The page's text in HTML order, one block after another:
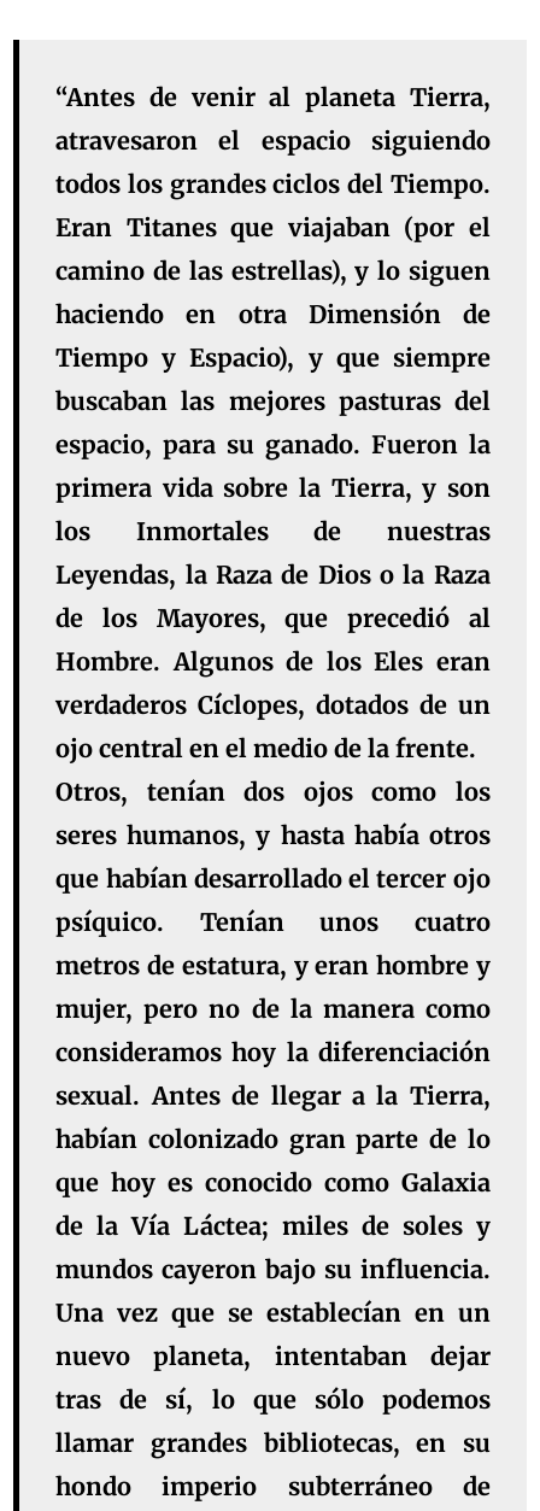
“Antes de venir al planeta Tierra,
atravesaron el espacio siguiendo
todos los grandes ciclos del Tiempo.
Eran Titanes que viajaban (por el
camino de las estrellas), y lo siguen
haciendo en otra Dimensión de
Tiempo y Espacio), y que siempre
buscaban las mejores pasturas del
espacio, para su ganado. Fueron la
primera vida sobre la Tierra, y son
los Inmortales de nuestras
Leyendas, la Raza de Dios o la Raza
de los Mayores, que precedió al
Hombre. Algunos de los Eles eran
verdaderos Cíclopes, dotados de un
ojo central en el medio de la frente.
Otros, tenían dos ojos como los
seres humanos, y hasta había otros
que habían desarrollado el tercer ojo
psíquico. Tenían unos cuatro
metros de estatura, y eran hombre y
mujer, pero no de la manera como
consideramos hoy la diferenciación
sexual. Antes de llegar a la Tierra,
habían colonizado gran parte de lo
que hoy es conocido como Galaxia
de la Vía Láctea; miles de soles y
mundos cayeron bajo su influencia.
Una vez que se establecían en un
nuevo planeta, intentaban dejar
tras de sí, lo que sólo podemos
llamar grandes bibliotecas, en su
hondo imperio subterráneo de